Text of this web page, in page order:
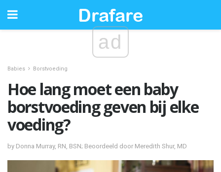
ad
Babies Borstvoeding
Hoe lang moet een baby
borstvoeding geven bij elke
voeding?
by Donna Murray, RN, BSN; Beoordeeld door Meredith Shur, MD